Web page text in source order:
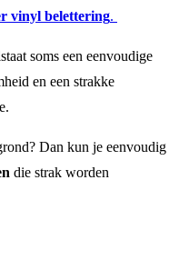
vinyl belettering.
soms een eenvoudige
en een strakke
Dan kun je eenvoudig
die strak worden